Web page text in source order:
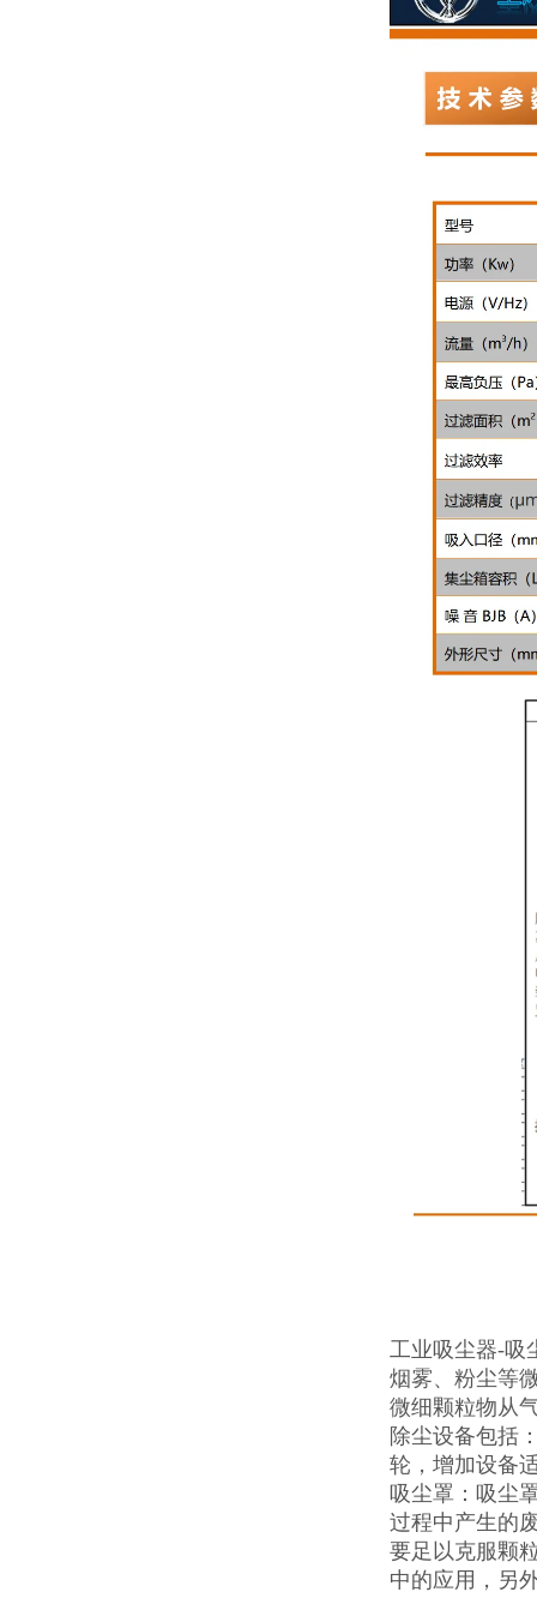
工业吸尘器-吸
烟雾、粉尘等
微细颗粒物从
除尘设备包括
轮，增加设备
吸尘罩：吸尘
过程中产生的
要足以克服颗
中的应用，另